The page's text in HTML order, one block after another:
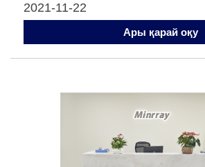
2021-11-22
Ары қарай оқу